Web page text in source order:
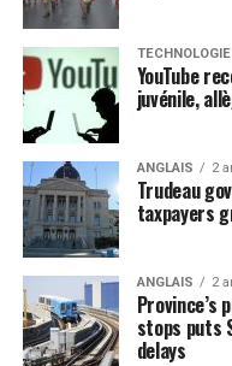
TECHNOLOGIE
YouTube
juvénile,
ANGLAIS 2
Trudeau
taxpayers
ANGLAIS 2
Province’s
stops puts
delays